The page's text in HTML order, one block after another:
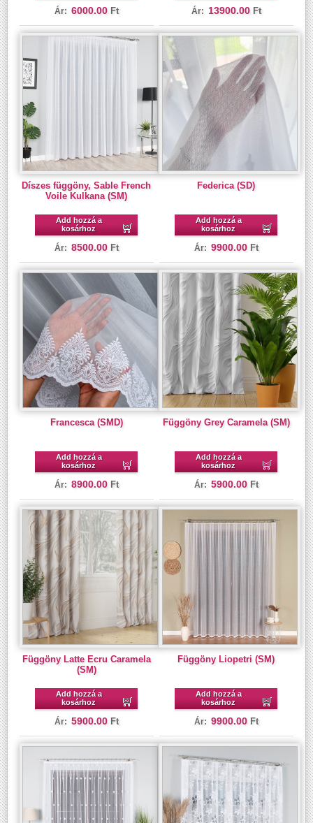
Ár: 6000.00 Ft Ár: 13900.00 Ft
Díszes függöny, Sable French
Voile Kulkana (SM)
Add hozzá a
kosárhoz
Ár: 8500.00 Ft
Federica (SD)
Add hozzá a
kosárhoz
Ár: 9900.00 Ft
Francesca (SMD)
Add hozzá a
kosárhoz
Ár: 8900.00 Ft
Függöny Grey Caramela (SM)
Add hozzá a
kosárhoz
Ár: 5900.00 Ft
Függöny Latte Ecru Caramela
(SM)
Add hozzá a
kosárhoz
Ár: 5900.00 Ft
Függöny Liopetri (SM)
Add hozzá a
kosárhoz
Ár: 9900.00 Ft